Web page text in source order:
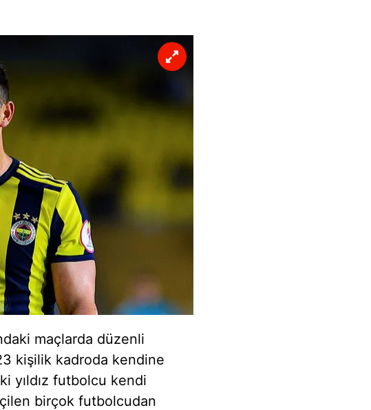
maçlarda düzenli
kişilik kadroda kendine
yıldız futbolcu kendi
birçok futbolcudan